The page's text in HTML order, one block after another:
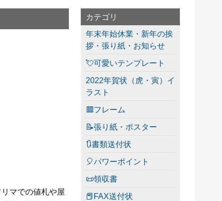
マでの値札や屋
カテゴリ
年末年始休業・新年の挨
拶・張り紙・お知らせ
💘可愛いテンプレート
2022年賀状（虎・寅）イ
ラスト
🟥フレーム
📝張り紙・ポスター
🔃書類送付状
🎈パワーポイント
📜領収書
📕FAX送付状